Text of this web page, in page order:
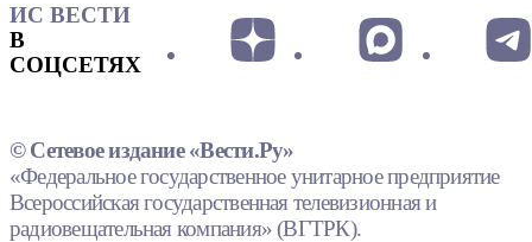
ИС ВЕСТИ
В
СОЦСЕТЯХ
© Сетевое издание «Вести.Ру»
«Федеральное государственное унитарное предприятие
Всероссийская государственная телевизионная и
радиовещательная компания» (ВГТРК).